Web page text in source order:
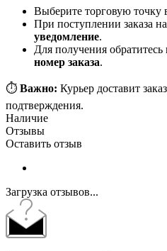
Выберите торговую точку
При поступлении заказа
уведомление.
Для получения
номер заказа.
⏱️ Важно: Курьер доставит
подтверждения.
Наличие
Отзывы
Оставить отзыв
Загрузка отзывов...